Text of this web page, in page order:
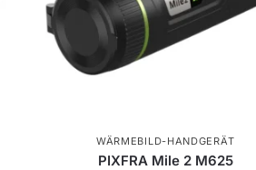
WÄRMEBILD-HANDGERÄT
PIXFRA Mile 2 M625